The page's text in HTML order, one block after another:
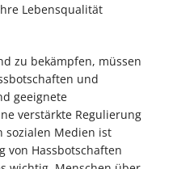
Lebensqualität
zu bekämpfen, müssen
und
geeignete
verstärkte Regulierung
sozialen Medien ist
von Hassbotschaften